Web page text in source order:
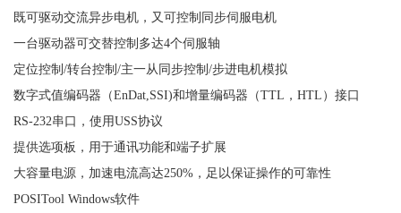
既可驱动交流异步电机，又可控制同步伺服电机
一台驱动器可交替控制多达4个伺服轴
定位控制/转台控制/主一从同步控制/步进电机模拟
数字式值编码器（EnDat,SSI)和增量编码器（TTL，HTL）接口
RS-232串口，使用USS协议
提供选项板，用于通讯功能和端子扩展
大容量电源，加速电流高达250%，足以保证操作的可靠性
POSITool Windows软件